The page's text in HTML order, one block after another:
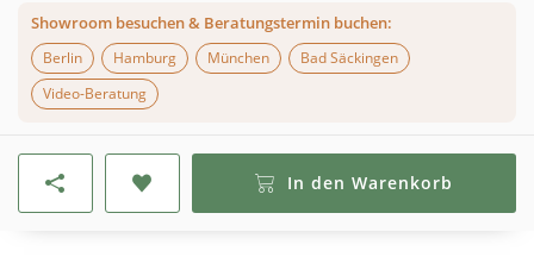
Showroom besuchen & Beratungstermin buchen:
Berlin
Hamburg München
Bad Säckingen
Video-Beratung
In den Warenkorb